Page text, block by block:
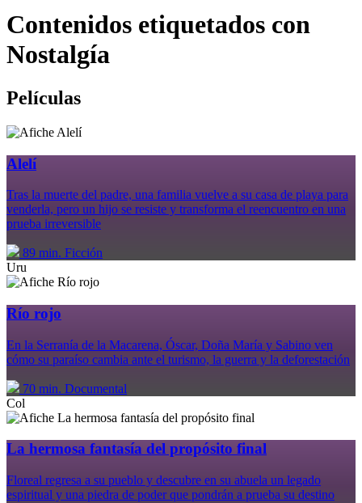
Contenidos etiquetados con
Nostalgía
Películas
Alelí
Tras la muerte del padre, una familia vuelve a su casa de playa para
venderla, pero un hijo se resiste y transforma el reencuentro en una
prueba irreversible
89 min. Ficción
Uru
Río rojo
En la Serranía de la Macarena, Óscar, Doña María y Sabino ven
cómo su paraíso cambia ante el turismo, la guerra y la deforestación
70 min. Documental
Col
La hermosa fantasía del propósito final
Floreal regresa a su pueblo y descubre en su abuela un legado
espiritual y una piedra de poder que pondrán a prueba su destino